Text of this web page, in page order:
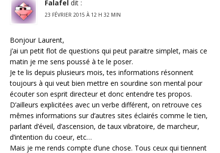
Falafel dit :
23 FÉVRIER 2015 À 12 H 32 MIN
Bonjour Laurent,
j’ai un petit flot de questions qui peut paraitre simplet, mais ce
matin je me sens poussé à te le poser.
Je te lis depuis plusieurs mois, tes informations résonnent
toujours à qui veut bien mettre en sourdine son mental pour
écouter son esprit directeur et donc entendre tes propos.
D’ailleurs explicitées avec un verbe différent, on retrouve ces
mêmes informations sur d’autres sites éclairés comme le tien,
parlant d’éveil, d’ascension, de taux vibratoire, de marcheur,
d’intention du coeur, etc…
Mais je me rends compte d’une chose. Tous ceux qui tiennent